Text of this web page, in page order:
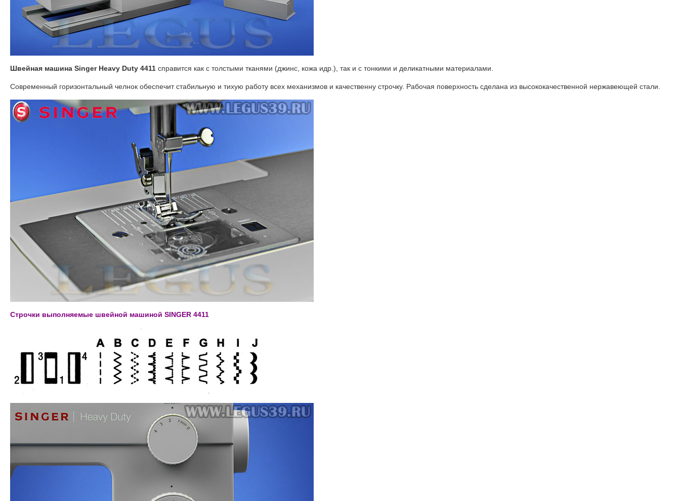
Швейная машина Singer Heavy Duty 4411 справится как с толстыми тканями (джинс, кожа идр.), так и с тонкими и деликатными материалами.
Современный горизонтальный челнок обеспечит стабильную и тихую работу всех механизмов и качественну строчку. Рабочая поверхность сделана из высококачественной нержавеющей стали.
Строчки выполняемые швейной машиной SINGER 4411